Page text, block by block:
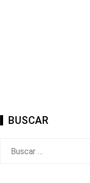
BUSCAR